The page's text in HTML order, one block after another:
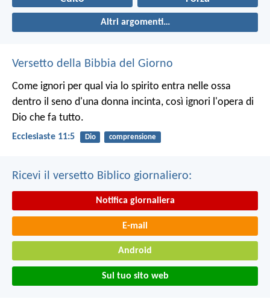
Altri argomenti…
Versetto della Bibbia del Giorno
Come ignori per qual via lo spirito entra nelle ossa
dentro il seno d'una donna incinta, così ignori l'opera di
Dio che fa tutto.
Ecclesiaste 11:5 Dio comprensione
Ricevi il versetto Biblico giornaliero:
Notifica giornaliera
E-mail
Android
Sul tuo sito web